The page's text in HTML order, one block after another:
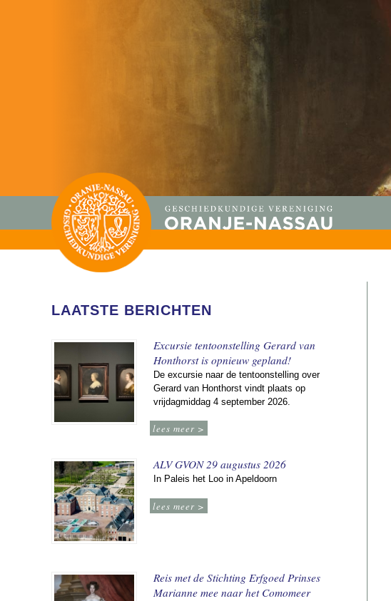
LAATSTE BERICHTEN
Excursie tentoonstelling Gerard van
Honthorst is opnieuw gepland!
De excursie naar de tentoonstelling over
Gerard van Honthorst vindt plaats op
vrijdagmiddag 4 september 2026.
lees meer >
ALV GVON 29 augustus 2026
In Paleis het Loo in Apeldoorn
lees meer >
Reis met de Stichting Erfgoed Prinses
Marianne mee naar het Comomeer